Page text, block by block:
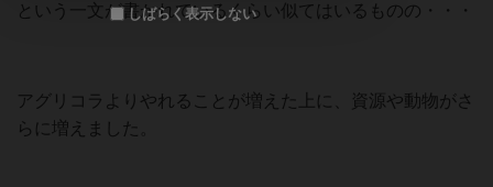
という一文が書かれているくらい似てはいるものの・・・
アグリコラよりやれることが増えた上に、資源や動物がさ
らに増えました。
しばらく表示しない